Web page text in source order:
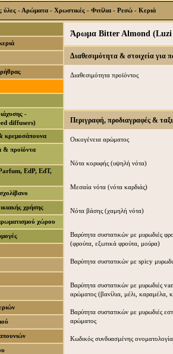
ύλες - Αρώματα - Χρωστικές - Φιτίλια - Ρεσώ - Κεριά
-
diffusers)
κρεμοσάπουνα
& προϊόντα
EdP, EdT,
χρήσης
χώρου
Άρωμα Bitter Almond (Luzi
Διαθεσιμότητα & στοιχεία για
Διαθεσιμότητα προϊόντος
Περιγραφή, προδιαγραφές &
Οικογένεια αρώματος
Νότα κορυφής (υψηλή νότα)
Μεσαία νότα (νότα καρδιάς)
Νότα βάσης (χαμηλή νότα)
Βαρύτητα συστατικών με μυρωδιές
(φρούτα, εξωτικά φρούτα, μούρα)
Βαρύτητα συστατικών με spicy
Βαρύτητα συστατικών με μυρωδιές
αρώματος (βανίλια, μέλι, καραμέλα,
Βαρύτητα συστατικών με μυρωδιές
αρώματος
Κωδικός συνδυασμένης